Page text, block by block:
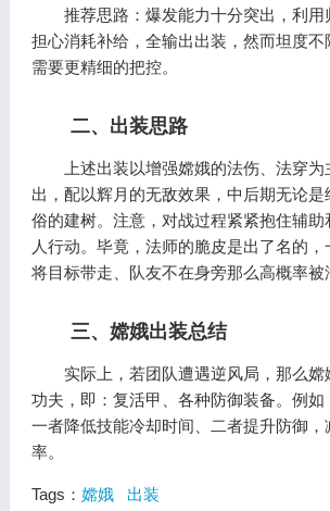
推荐思路：爆发能力十分突出，利用
担心消耗补给，全输出出装，然而坦度不
需要更精细的把控。
二、出装思路
上述出装以增强嫦娥的法伤、法穿为
出，配以辉月的无敌效果，中后期无论是
俗的建树。注意，对战过程紧紧抱住辅
人行动。毕竟，法师的脆皮是出了名的
将目标带走、队友不在身旁那么高概率被
三、嫦娥出装总结
实际上，若团队遭遇逆风局，那么嫦
功夫，即：复活甲、各种防御装备。例如
一者降低技能冷却时间、二者提升防御
率。
Tags： 嫦娥 出装